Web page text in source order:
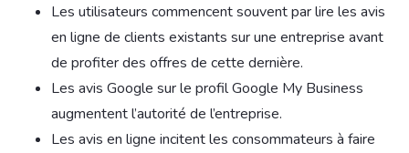
Les utilisateurs commencent souvent par lire les avis
en ligne de clients existants sur une entreprise avant
de profiter des offres de cette dernière.
Les avis Google sur le profil Google My Business
augmentent l’autorité de l’entreprise.
Les avis en ligne incitent les consommateurs à faire